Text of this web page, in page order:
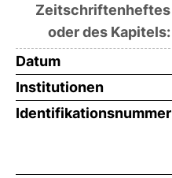
Zeitschriftenheftes
oder des Kapitels:
Datum
Institutionen
Identifikationsnummer